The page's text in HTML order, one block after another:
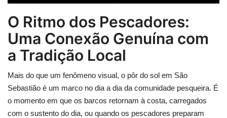
O Ritmo dos Pescadores:
Uma Conexão Genuína com
a Tradição Local
Mais do que um fenômeno visual, o pôr do sol em São
Sebastião é um marco no dia a dia da comunidade pesqueira. É
o momento em que os barcos retornam à costa, carregados
com o sustento do dia, ou quando os pescadores preparam